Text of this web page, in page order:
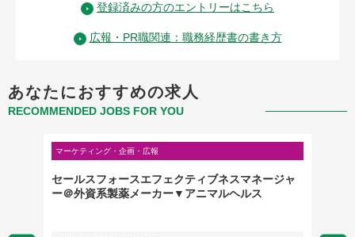
登録済みの方のエントリーはこちら
広報・PR職関連：職務経歴書の書き方
あなたにおすすめの求人
RECOMMENDED JOBS FOR YOU
マーケティング・企画・広報
セールスフォースエフェクティブネスマネージャ
ー＠外資系製薬メーカー▼アニマルヘルス